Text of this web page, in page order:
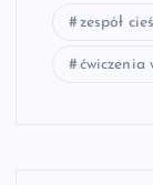
zespół
ćwiczenia